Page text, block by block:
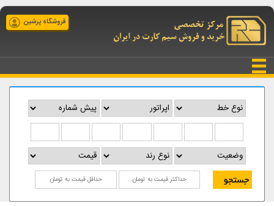
فروشگاه پرشین